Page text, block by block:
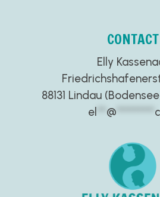
CONTACT
Elly
88131 Lindau
el
@ ********